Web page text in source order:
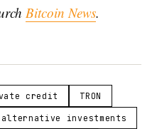
Bitcoin News.
credit TRON
alternative investments